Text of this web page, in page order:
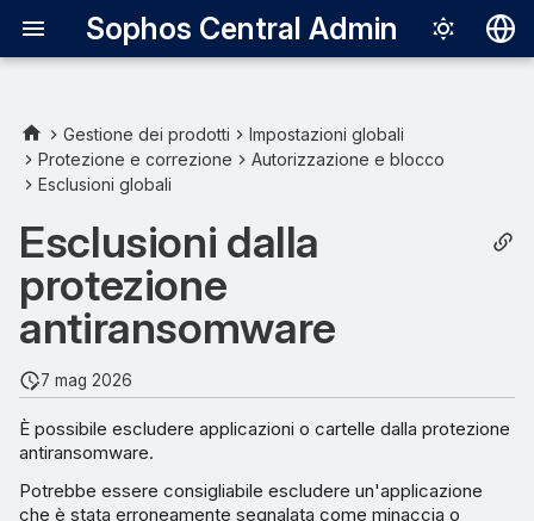
Sophos Central Admin
Español
中文（繁體）
Utilizzo sicuro delle
esclusioni dalla protezione
Esclusione di un’applicazione
o una cartella
Gestione dei prodotti
Impostazioni globali
Protezione e correzione
Autorizzazione e blocco
Esclusioni globali
Esclusioni dalla
protezione
antiransomware
7 mag 2026
È possibile escludere applicazioni o cartelle dalla protezione
antiransomware.
Potrebbe essere consigliabile escludere un'applicazione
che è stata erroneamente segnalata come minaccia o